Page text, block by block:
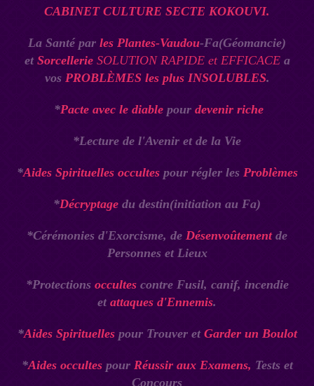
CABINET CULTURE SECTE KOKOUVI.
La Santé par les Plantes-Vaudou-Fa(Géomancie)
et Sorcellerie SOLUTION RAPIDE et EFFICACEa
vos PROBLÈMESles plus INSOLUBLES.
*Pacte avec le diable pour devenir riche
*Lecture de l'Avenir et de la Vie
*Aides Spirituelles occultespour régler les Problèmes
*Décryptage du destin(initiation au Fa)
*Cérémonies d'Exorcisme, de Désenvoûtement de
Personnes et Lieux
*Protections occultes contre Fusil, canif, incendie
et attaques d'Ennemis.
*Aides Spirituellespour Trouver et Garder un Boulot
*Aides occultes pour Réussir aux Examens, Tests et
Concours